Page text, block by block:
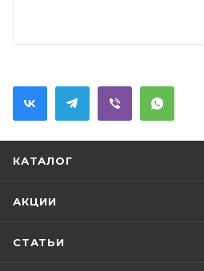
КАТАЛОГ
АКЦИИ
СТАТЬИ